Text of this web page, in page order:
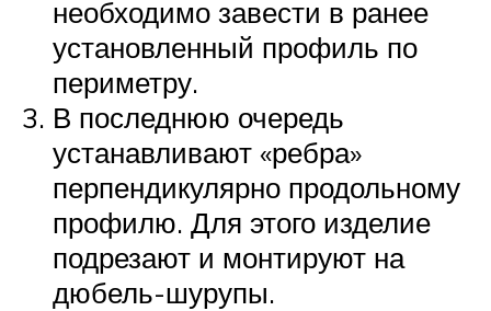
необходимо завести в ранее
установленный профиль по
периметру.
В последнюю очередь
устанавливают «ребра»
перпендикулярно продольному
профилю. Для этого изделие
подрезают и монтируют на
дюбель-шурупы.